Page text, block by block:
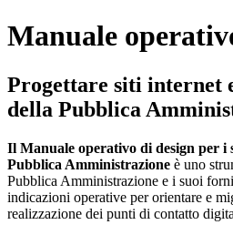
Manuale
Progettare siti internet
della Pubblica
Il Manuale operativo di design per i
Pubblica Amministrazione è uno
Pubblica Amministrazione e i suoi
indicazioni operative per orientare e
realizzazione dei punti di contatto